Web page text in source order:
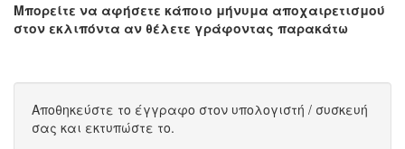
Μπορείτε να αφήσετε κάποιο μήνυμα αποχαιρετισμού
στον εκλιπόντα αν θέλετε γράφοντας παρακάτω
Αποθηκεύστε το έγγραφο στον υπολογιστή / συσκευή
σας και εκτυπώστε το.